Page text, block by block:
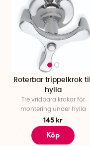
Roterbar trippelkrok till
hylla
Tre vridbara krokar för
montering under hylla
145 kr
Köp